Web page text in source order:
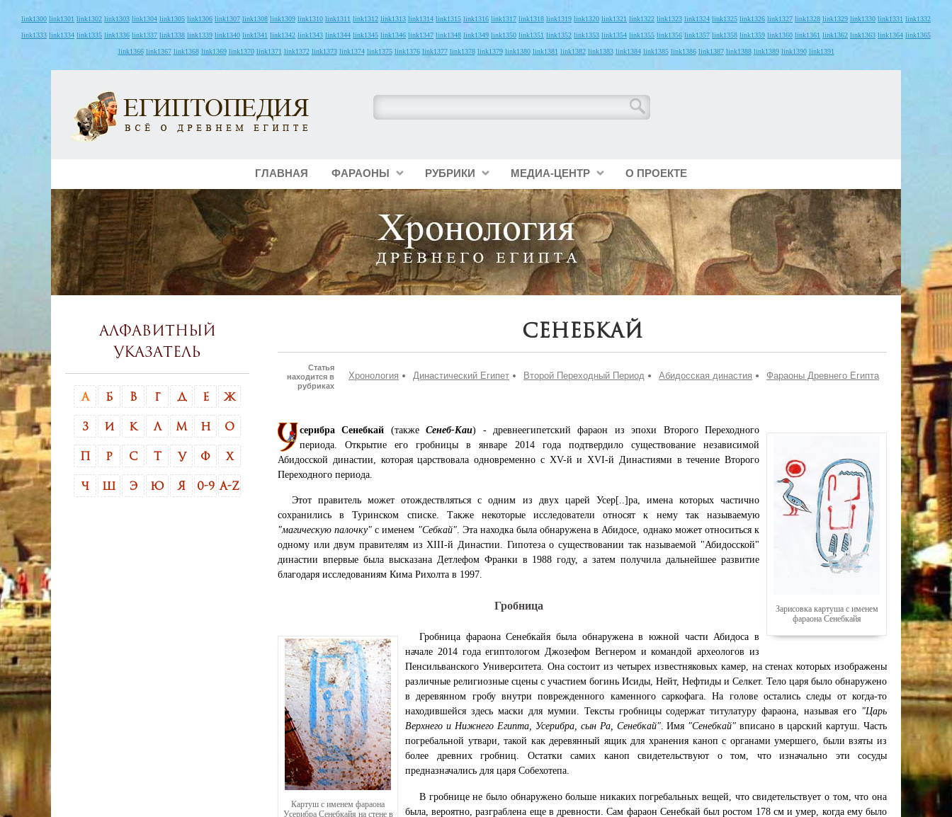
link1300 link1301 link1302 link1303 link1304 link1305 link1306 link1307 link1308 link1309 link1310 link1311 link1312 link1313 link1314 link1315 link1316 link1317 link1318 link1319 link1320 link1321 link1322 link1323 link1324 link1325 link1326 link1327 link1328 link1329 link1330 link1331 link1332
link1333 link1334 link1335 link1336 link1337 link1338 link1339 link1340 link1341 link1342 link1343 link1344 link1345 link1346 link1347 link1348 link1349 link1350 link1351 link1352 link1353 link1354 link1355 link1356 link1357 link1358 link1359 link1360 link1361 link1362 link1363 link1364 link1365
link1366 link1367 link1368 link1369 link1370 link1371 link1372 link1373 link1374 link1375 link1376 link1377 link1378 link1379 link1380 link1381 link1382 link1383 link1384 link1385 link1386 link1387 link1388 link1389 link1390 link1391
ГЛАВНАЯ ФАРАОНЫ РУБРИКИ МЕДИА-ЦЕНТР О ПРОЕКТЕ
Сенебкай
Статья
находится в
рубриках
Хронология Династический Египет Второй Переходный Период Абидосская династия Фараоны Древнего Египта
Зарисовка картуша с именем
фараона Сенебкайя
серибра Сенебкай (такжеСенеб-Каи) - древнеегипетский фараон из эпохи Второго Переходного
периода. Открытие его гробницы в январе 2014 года подтвердило существование независимой
Абидосской династии, которая царствовала одновременно с XV-й и XVI-й Династиями в течение Второго
Переходного периода.
Этот правитель может отождествляться с одним из двух царей Усер[..]ра, имена которых частично
сохранились в Туринском списке. Также некоторые исследователи относят к нему так называемую
"магическую палочку" с именем "Себкай". Эта находка была обнаружена в Абидосе, однако может относиться к
одному или двум правителям из XIII-й Династии. Гипотеза о существовании так называемой "Абидосской"
династии впервые была высказана Детлефом Франки в 1988 году, а затем получила дальнейшее развитие
благодаря исследованиям Кима Рихолта в 1997.
Гробница
Картуш с именем фараона
Усерибра Сенебкайя на стене в
Гробница фараона Сенебкайя была обнаружена в южной части Абидоса в
начале 2014 года египтологом Джозефом Вегнером и командой археологов из
Пенсильванского Университета. Она состоит из четырех известняковых камер, на стенах которых изображены
различные религиозные сцены с участием богинь Исиды, Нейт, Нефтиды и Селкет. Тело царя было обнаружено
в деревянном гробу внутри поврежденного каменного саркофага. На голове остались следы от когда-то
находившейся здесь маски для мумии. Тексты гробницы содержат титулатуру фараона, называя его "Царь
Верхнего и Нижнего Египта, Усерибра, сын Ра, Сенебкай". Имя "Сенебкай" вписано в царский картуш. Часть
погребальной утвари, такой как деревянный ящик для хранения каноп с органами умершего, были взяты из
более древних гробниц. Остатки самих каноп свидетельствуют о том, что изначально эти сосуды
предназначались для царя Собехотепа.
В гробнице не было обнаружено больше никаких погребальных вещей, что свидетельствует о том, что она
была, вероятно, разграблена еще в древности. Сам фараон Сенебкай был ростом 178 см и умер, когда ему было
Алфавитный
указатель
А Б В Г Д Е Ж
З И К Л М Н О
Р С Т У Ф Х
Ч Э Ю Я 0-9 A-Z